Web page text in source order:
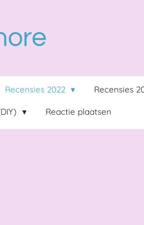
Recensies 2022 Recensies
Reactie plaatsen